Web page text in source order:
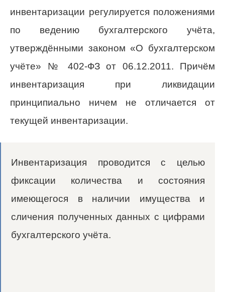
инвентаризации регулируется положениями
по ведению бухгалтерского учёта,
утверждёнными законом «О бухгалтерском
учёте» № 402-ФЗ от 06.12.2011. Причём
инвентаризация при ликвидации
принципиально ничем не отличается от
текущей инвентаризации.
Инвентаризация проводится с целью
фиксации количества и состояния
имеющегося в наличии имущества и
сличения полученных данных с цифрами
бухгалтерского учёта.